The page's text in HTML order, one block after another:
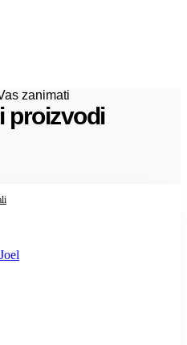
zanimati
proizvodi